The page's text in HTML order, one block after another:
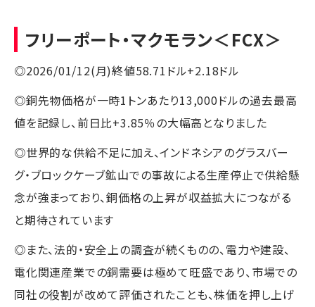
フリーポート・マクモラン＜FCX＞
◎2026/01/12(月)終値58.71ドル+2.18ドル
◎銅先物価格が一時1トンあたり13,000ドルの過去最高
値を記録し、前日比+3.85％の大幅高となりました
◎世界的な供給不足に加え、インドネシアのグラスバー
グ・ブロックケーブ鉱山での事故による生産停止で供給懸
念が強まっており、銅価格の上昇が収益拡大につながる
と期待されています
◎また、法的・安全上の調査が続くものの、電力や建設、
電化関連産業での銅需要は極めて旺盛であり、市場での
同社の役割が改めて評価されたことも、株価を押し上げ